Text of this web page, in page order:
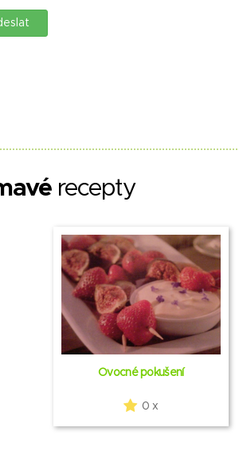
recepty
Ovocné pokušení
0 x